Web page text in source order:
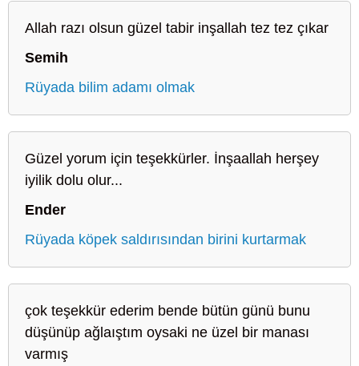
Allah razı olsun güzel tabir inşallah tez tez çıkar
Semih
Rüyada bilim adamı olmak
Güzel yorum için teşekkürler. İnşaallah herşey
iyilik dolu olur...
Ender
Rüyada köpek saldırısından birini kurtarmak
çok teşekkür ederim bende bütün günü bunu
düşünüp ağlaıştım oysaki ne üzel bir manası
varmış